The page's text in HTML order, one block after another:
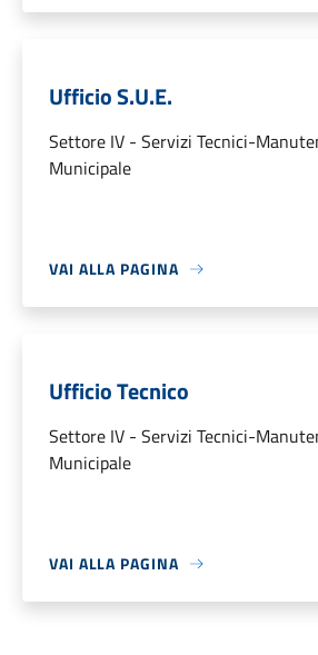
Ufficio S.U.E.
Settore IV - Servizi Tecnici-
Municipale
VAI ALLA PAGINA
Ufficio Tecnico
Settore IV - Servizi Tecnici-
Municipale
VAI ALLA PAGINA